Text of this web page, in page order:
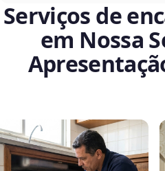
Serviços de
em Nossa